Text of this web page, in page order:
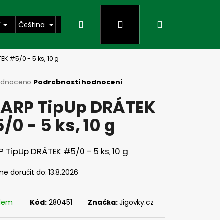
Čeština Hledat PřihlášeníNákupní
#5/0 - 5 ks, 10 g
Podrobnosti hodnocení
TipUp DRÁTEK
0 - 5 ks, 10 g
TipUp DRÁTEK #5/0 - 5 ks, 10 g
doručit do: 13.8.2026
Kód: 280451 Značka:Jigovky.cz
Následující